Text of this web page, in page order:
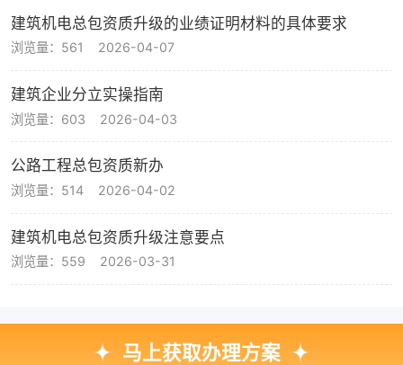
建筑机电总包资质升级的业绩证明材料的具体要求
浏览量：561 2026-04-07
建筑企业分立实操指南
浏览量：603 2026-04-03
公路工程总包资质新办
浏览量：514 2026-04-02
建筑机电总包资质升级注意要点
浏览量：559 2026-03-31
马上获取办理方案